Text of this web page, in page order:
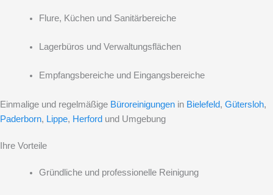
Flure, Küchen und Sanitärbereiche
Lagerbüros und Verwaltungsflächen
Empfangsbereiche und Eingangsbereiche
Einmalige und regelmäßige Büroreinigungen in Bielefeld, Gütersloh,
Paderborn, Lippe, Herford und Umgebung
Ihre Vorteile
Gründliche und professionelle Reinigung